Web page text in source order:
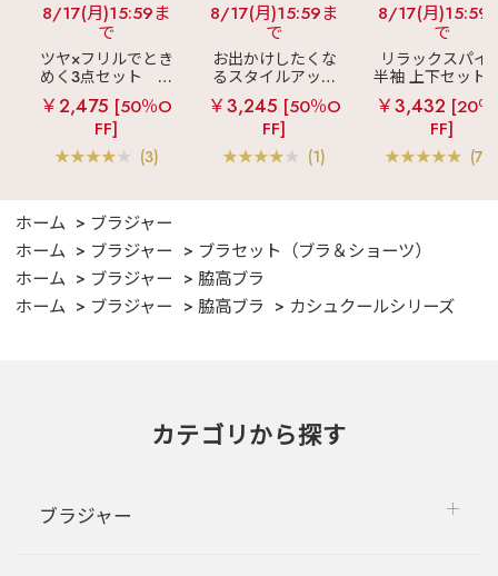
8/17(月)15:59ま
で
ツヤ×フリルでとき
めく3点セット
シ
ルキー ショートパ
ンツ 3点セット
￥2,475 [50％O
FF]
(3)
8/17(月)15:59ま
で
お出かけしたくな
るスタイルアップ
見え
ストライプ
フリル ロングパン
ツ 綿混 上下セット
￥3,245 [50％O
FF]
(1)
8/17(月)15:59
で
リラックスパイ
半袖 上下セット
女兼用サイズ)
￥3,432 [20
FF]
ホーム
ブラジャー
ホーム
ブラジャー
ブラセット（ブラ＆ショーツ）
ホーム
ブラジャー
脇高ブラ
ホーム
ブラジャー 脇高ブラ カシュクールシリーズ
カテゴリから探す
ブラジャー